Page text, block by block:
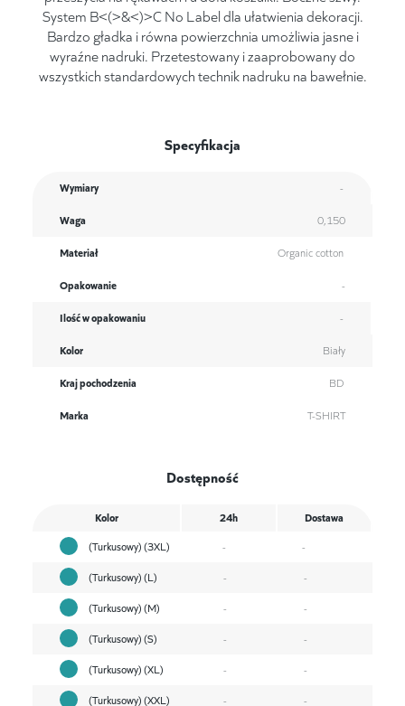
System B<(>&<)>C No Label dla ułatwienia dekoracji.
Bardzo gładka i równa powierzchnia umożliwia jasne i
wyraźne nadruki. Przetestowany i zaaprobowany do
wszystkich standardowych technik nadruku na bawełnie.
Specyfikacja
Wymiary -
Waga 0,150
Materiał Organic cotton
Opakowanie -
Ilość w opakowaniu -
Kolor Biały
Kraj pochodzenia BD
Marka T-SHIRT
Dostępność
Kolor 24h
Dostawa
(Turkusowy) (3XL)
-
-
(Turkusowy) (L)
-
-
(Turkusowy) (M)
-
-
(Turkusowy) (S)
-
-
(Turkusowy) (XL)
-
-
(Turkusowy) (XXL)
-
-